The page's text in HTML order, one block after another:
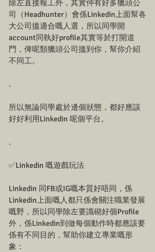
除左直接報工外，其實仲有好多獵頭公
司（Headhunter）會係Linkedin上面幫各
大公司搵適合嘅人選，所以同學開
account同執好profile其實等於打開道
門，俾呢類獵頭公司搵到你，幫你介紹
不同工。
.
所以無論同學處於邊個狀態，都好應該
好好利用Linkedin 呢個平台。
.
✅Linkedin 嘅遊戲玩法
Linkedin 同FB或IG嘅本質好唔同，係
Linkedin上面嘅人都只係會關注職業發展
嘅野，所以同學除左要識砌好個Profile
外，係Linkedin到做每個動作時都應該要
係有不同目的，幫助你建立專業嘅形
象：